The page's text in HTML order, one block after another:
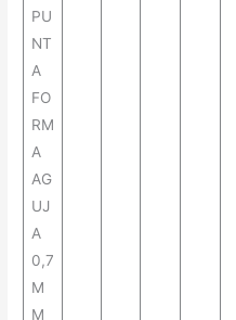
PU
NT
A
FO
RM
A
AG
UJ
A
0,7
M
M